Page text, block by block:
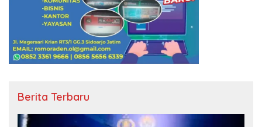
Berita Terbaru